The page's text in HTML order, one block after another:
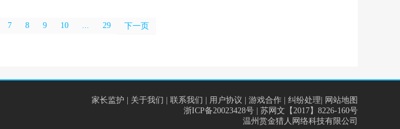
7 8 9 10 ... 29 下一页
家长监护 关于我们 联系我们 用户协议 游戏合作 纠纷处理
网站地图
浙ICP备20023428号 | 苏网文【2017】8226-160号
温州赏金猎人网络科技有限公司